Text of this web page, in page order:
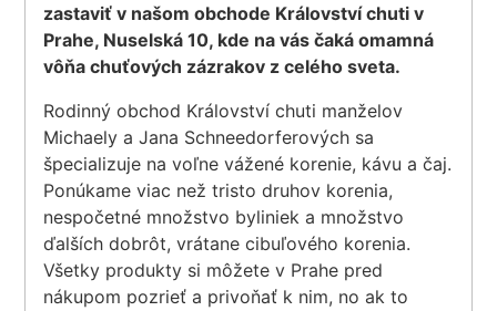
zastaviť v našom obchode Království chuti v
Prahe, Nuselská 10, kde na vás čaká omamná
vôňa chuťových zázrakov z celého sveta.
Rodinný obchod Království chuti manželov
Michaely a Jana Schneedorferových sa
špecializuje na voľne vážené korenie, kávu a čaj.
Ponúkame viac než tristo druhov korenia,
nespočetné množstvo byliniek a množstvo
ďalších dobrôt, vrátane cibuľového korenia.
Všetky produkty si môžete v Prahe pred
nákupom pozrieť a privoňať k nim, no ak to